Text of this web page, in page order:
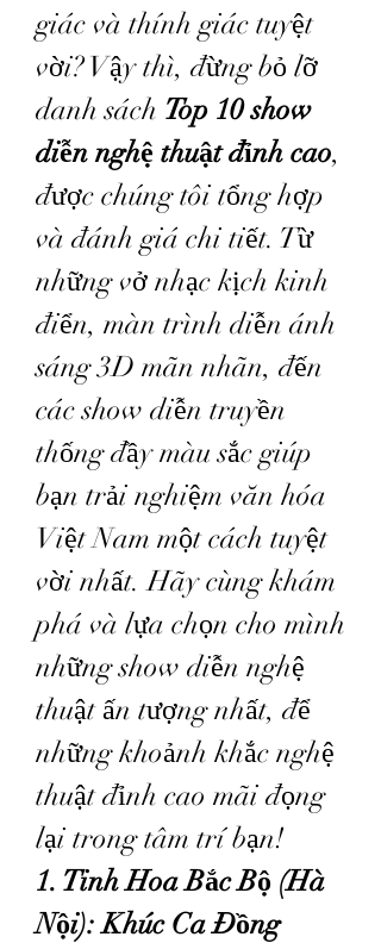
giác và thính giác tuyệt
vời? Vậy thì, đừng bỏ lỡ
danh sách Top 10 show
diễn nghệ thuật đỉnh cao,
được chúng tôi tổng hợp
và đánh giá chi tiết. Từ
những vở nhạc kịch kinh
điển, màn trình diễn ánh
sáng 3D mãn nhãn, đến
các show diễn truyền
thống đầy màu sắc giúp
bạn trải nghiệm văn hóa
Việt Nam một cách tuyệt
vời nhất. Hãy cùng khám
phá và lựa chọn cho mình
những show diễn nghệ
thuật ấn tượng nhất, để
những khoảnh khắc nghệ
thuật đỉnh cao mãi đọng
lại trong tâm trí bạn!
1. Tinh Hoa Bắc Bộ (Hà
Nội): Khúc Ca Đồng